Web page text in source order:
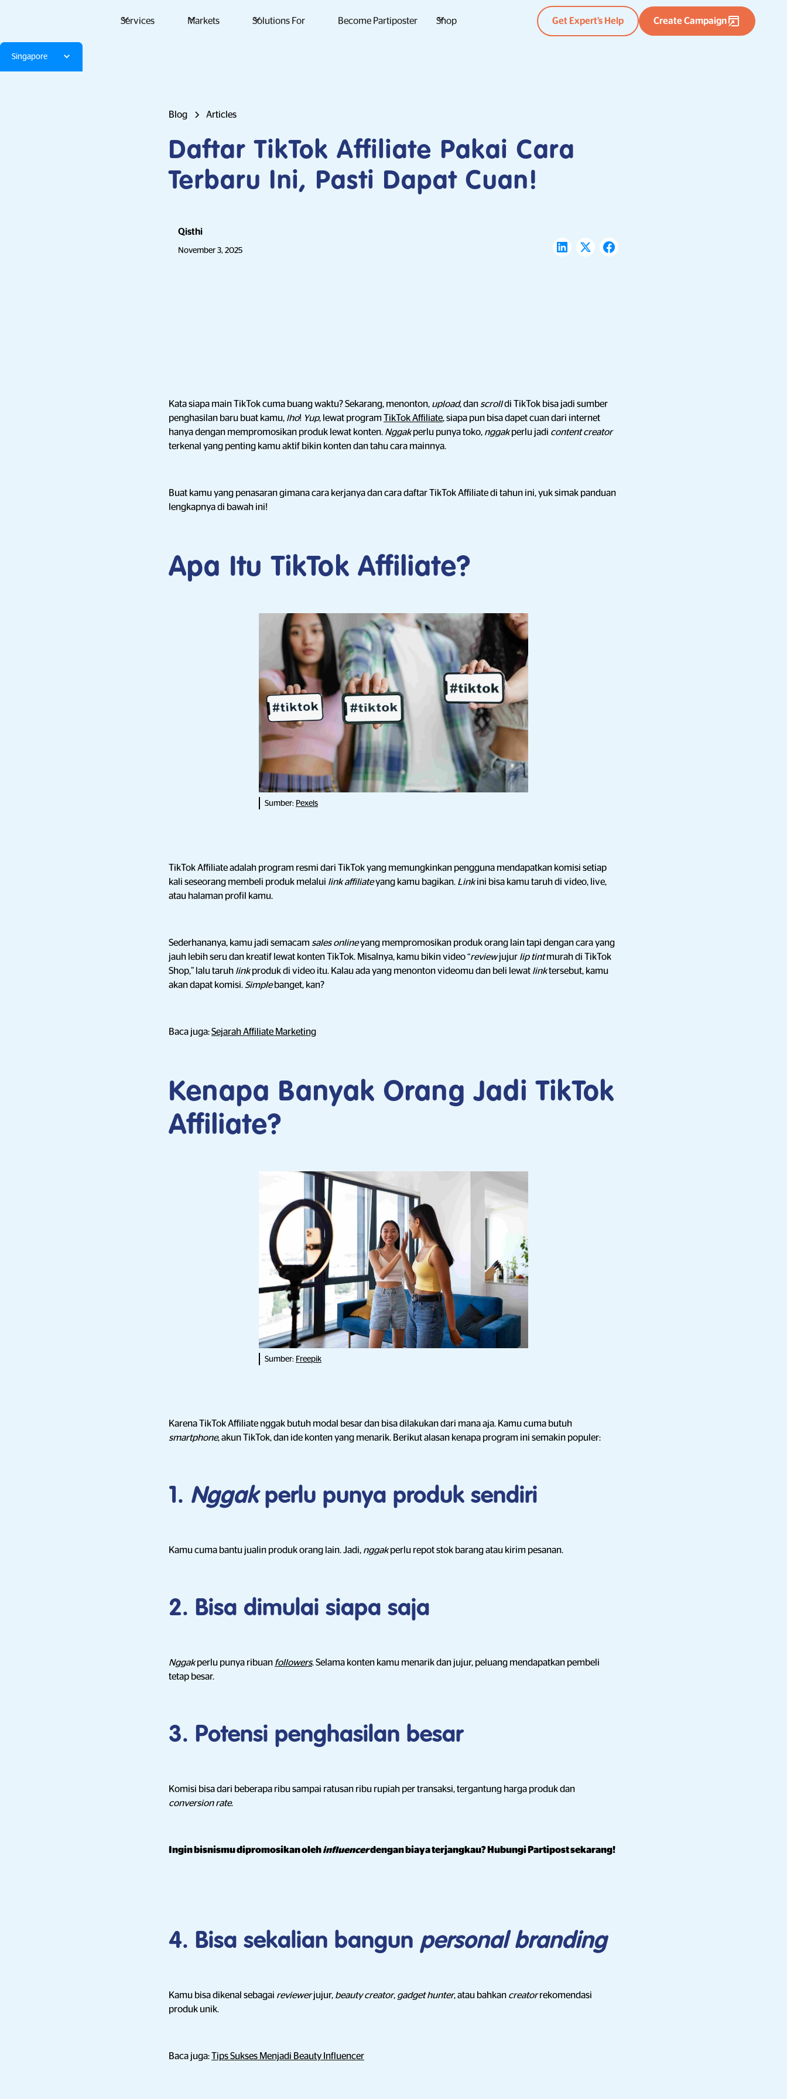
Services Markets Solutions For Become Partiposter Shop Get Expert’s Help Create Campaign
Singapore
Blog Articles
Daftar TikTok Affiliate Pakai Cara
Terbaru Ini, Pasti Dapat Cuan!
Qisthi
November 3, 2025
Kata siapa main TikTok cuma buang waktu? Sekarang, menonton, upload, dan scrolldi TikTok bisa jadi sumber
penghasilan baru buat kamu, lho! Yup, lewat program TikTok Affiliate, siapa pun bisa dapet cuan dari internet
hanya dengan mempromosikan produk lewat konten. Nggakperlu punya toko, nggakperlu jadi content creator
terkenal yang penting kamu aktif bikin konten dan tahu cara mainnya.
Buat kamu yang penasaran gimana cara kerjanya dan cara daftar TikTok Affiliate di tahun ini, yuk simak panduan
lengkapnya di bawah ini!
Apa Itu TikTok Affiliate?
Sumber: Pexels
TikTok Affiliate adalah program resmi dari TikTok yang memungkinkan pengguna mendapatkan komisi setiap
kali seseorang membeli produk melalui link affiliateyang kamu bagikan. Linkini bisa kamu taruh di video, live,
atau halaman profil kamu.
Sederhananya, kamu jadi semacam sales onlineyang mempromosikan produk orang lain tapi dengan cara yang
jauh lebih seru dan kreatif lewat konten TikTok. Misalnya, kamu bikin video “reviewjujur lip tintmurah di TikTok
Shop,” lalu taruh linkproduk di video itu. Kalau ada yang menonton videomu dan beli lewat linktersebut, kamu
akan dapat komisi.Simplebanget, kan?
Baca juga:Sejarah Affiliate Marketing
Kenapa Banyak Orang Jadi TikTok
Affiliate?
Sumber: Freepik
Karena TikTok Affiliate nggak butuh modal besar dan bisa dilakukan dari mana aja. Kamu cuma butuh
smartphone, akun TikTok, dan ide konten yang menarik. Berikut alasan kenapa program ini semakin populer:
1. Nggakperlu punya produk sendiri
Kamu cuma bantu jualin produk orang lain. Jadi, nggakperlu repot stok barang atau kirim pesanan.
2. Bisa dimulai siapa saja
Nggakperlu punya ribuan followers. Selama konten kamu menarik dan jujur, peluang mendapatkan pembeli
tetap besar.
3. Potensi penghasilan besar
Komisi bisa dari beberapa ribu sampai ratusan ribu rupiah per transaksi, tergantung harga produk dan
conversion rate.
Ingin bisnismu dipromosikan olehinfluencerdengan biaya terjangkau? Hubungi Partipost sekarang!
4. Bisa sekalian bangun personal branding
Kamu bisa dikenal sebagai reviewerjujur, beauty creator, gadget hunter, atau bahkan creatorrekomendasi
produk unik.
Baca juga: Tips Sukses Menjadi Beauty Influencer